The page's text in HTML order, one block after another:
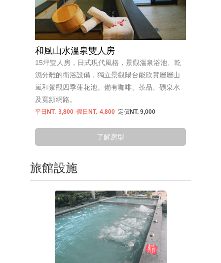
和風山水溫泉雙人房
15坪雙人房，日式現代風格，景觀溫泉浴池、乾
濕分離的衛浴設備，獨立景觀陽台能欣賞層層山
嵐和景觀四季蓮花池。備有咖啡、茶品、礦泉水
及寬頻網路。
平日NT. 3,800 假日NT. 4,800定價NT. 9,000
了解房型
旅館設施